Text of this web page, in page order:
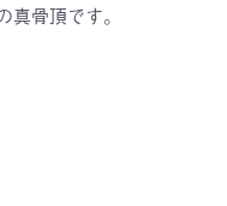
骨頂です。